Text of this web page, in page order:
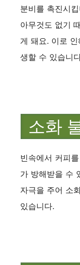
분비를 촉진시
아무것도 없기
게 돼요. 이로
생할 수 있습니
소화
빈속에서 커피
가 방해받을 수
자극을 주어 소
있습니다.